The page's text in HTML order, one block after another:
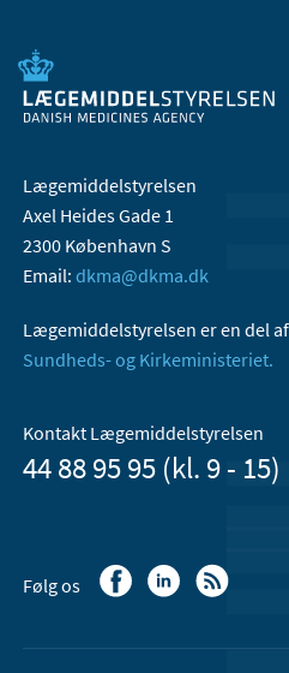
Lægemiddelstyrelsen
Axel Heides Gade 1
2300 København S
Email: dkma@dkma.dk
Lægemiddelstyrelsen er en del af
Sundheds- og Kirkeministeriet.
Kontakt Lægemiddelstyrelsen
44 88 95 95 (kl. 9 - 15)
Følg os